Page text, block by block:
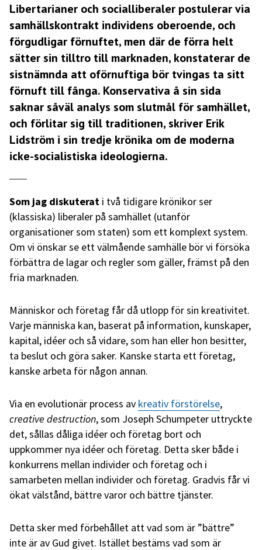
Libertarianer och socialliberaler postulerar via
samhällskontrakt individens oberoende, och
förgudligar förnuftet, men där de förra helt
sätter sin tilltro till marknaden, konstaterar de
sistnämnda att oförnuftiga bör tvingas ta sitt
förnuft till fånga. Konservativa å sin sida
saknar såväl analys som slutmål för samhället,
och förlitar sig till traditionen, skriver Erik
Lidström i sin tredje krönika om de moderna
icke-socialistiska ideologierna.
Som jag diskuterat i två tidigare krönikor ser
(klassiska) liberaler på samhället (utanför
organisationer som staten) som ett komplext system.
Om vi önskar se ett välmående samhälle bör vi försöka
förbättra de lagar och regler som gäller, främst på den
fria marknaden.
Människor och företag får då utlopp för sin kreativitet.
Varje människa kan, baserat på information, kunskaper,
kapital, idéer och så vidare, som han eller hon besitter,
ta beslut och göra saker. Kanske starta ett företag,
kanske arbeta för någon annan.
Via en evolutionär process av kreativ förstörelse,
creative destruction, som Joseph Schumpeter uttryckte
det, sållas dåliga idéer och företag bort och
uppkommer nya idéer och företag. Detta sker både i
konkurrens mellan individer och företag och i
samarbeten mellan individer och företag. Gradvis får vi
ökat välstånd, bättre varor och bättre tjänster.
Detta sker med förbehållet att vad som är ”bättre”
inte är av Gud givet. Istället bestäms vad som är